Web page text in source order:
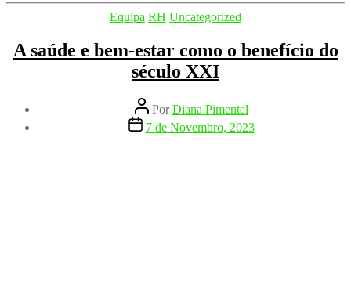
Categorias
Equipa RH Uncategorized
A saúde e bem-estar como o benefício do
século XXI
Autor
do
artigo
PorDiana Pimentel
Data7 de Novembro, 2023